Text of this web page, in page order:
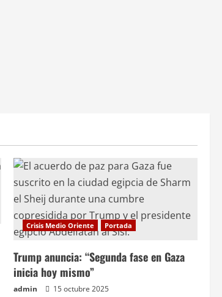
Crisis Medio Oriente Portada
Trump anuncia: “Segunda fase en Gaza
inicia hoy mismo”
admin 15 octubre 2025